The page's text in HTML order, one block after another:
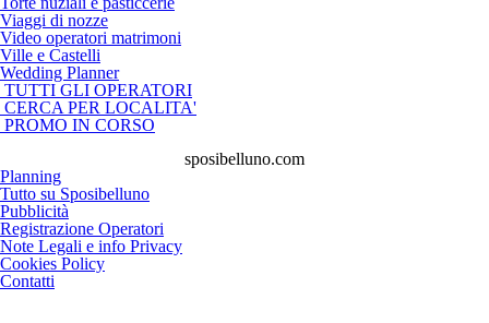
Viaggi di nozze
Video operatori matrimoni
Ville e Castelli
Wedding Planner
TUTTI GLI OPERATORI
CERCA PER LOCALITA'
PROMO IN CORSO
sposibelluno.com
Planning
Tutto su Sposibelluno
Pubblicità
Registrazione Operatori
Note Legali e info Privacy
Cookies Policy
Contatti